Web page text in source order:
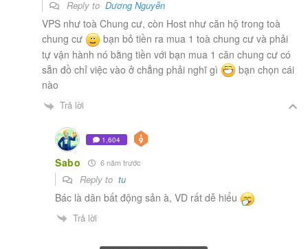
Reply toDương Nguyễn
VPS như toà Chung cư, còn Host như căn hộ trong toà
chung cư
bạn bỏ tiền ra mua 1 toà chung cư và phải
tự vận hành nó bằng tiền với bạn mua 1 căn chung cư có
sẵn đồ chỉ việc vào ở chẳng phải nghĩ gì
bạn chọn cái
nào
Trả lời
1,604
Sabo 6 năm trước
Reply to tu
Bác là dân bất động sản à, VD rất dễ hiểu
Trả lời